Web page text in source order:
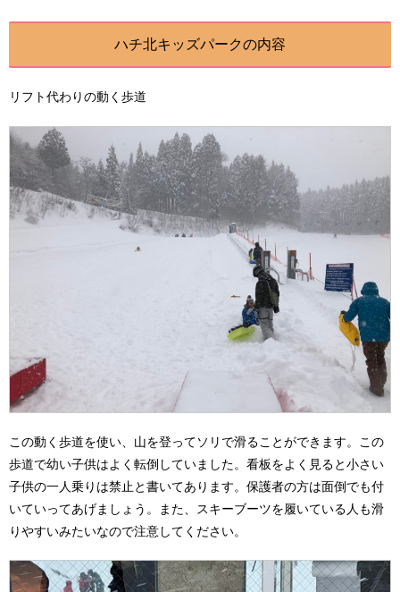
ハチ北キッズパークの内容
リフト代わりの動く歩道
この動く歩道を使い、山を登ってソリで滑ることができます。この
歩道で幼い子供はよく転倒していました。看板をよく見ると小さい
子供の一人乗りは禁止と書いてあります。保護者の方は面倒でも付
いていってあげましょう。また、スキーブーツを履いている人も滑
りやすいみたいなので注意してください。